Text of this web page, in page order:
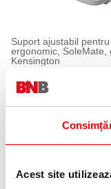
Acest site
Suport ajustabil pentru
ergonomic, SoleMate,
Kensington
355,05 lei